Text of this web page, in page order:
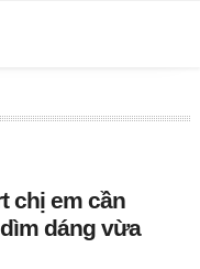
chị em cần
dáng vừa